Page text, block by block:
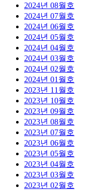
2024년 08월호
2024년 07월호
2024년 06월호
2024년 05월호
2024년 04월호
2024년 03월호
2024년 02월호
2024년 01월호
2023년 11월호
2023년 10월호
2023년 09월호
2023년 08월호
2023년 07월호
2023년 06월호
2023년 05월호
2023년 04월호
2023년 03월호
2023년 02월호